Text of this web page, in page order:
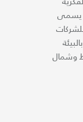
يسمى
وشمال